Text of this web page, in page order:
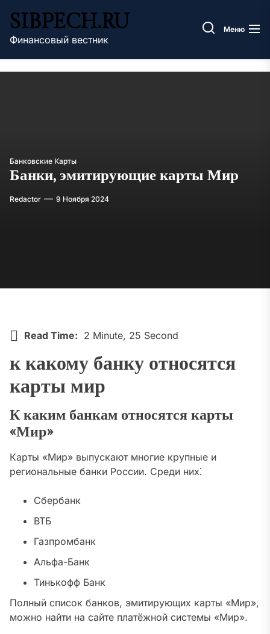
содержимому
SIBPECH.RU
Финансовый вестник
Меню
Банковские Карты
Банки, эмитирующие карты Мир
Redactor 9 Ноября 2024
Read Time: 2 Minute, 25 Second
к какому банку относятся
карты мир
К каким банкам относятся карты
«Мир»
Карты «Мир» выпускают многие крупные и
региональные банки России. Среди них⁚
Сбербанк
ВТБ
Газпромбанк
Альфа-Банк
Тинькофф Банк
Полный список банков, эмитирующих карты «Мир»,
можно найти на сайте платёжной системы «Мир».